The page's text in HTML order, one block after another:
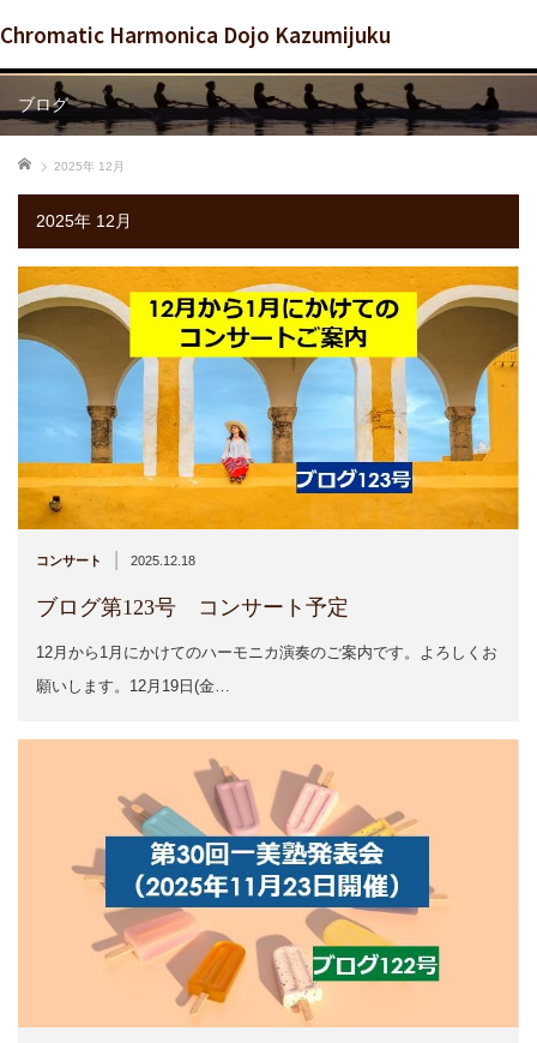
Chromatic Harmonica Dojo Kazumijuku
ブログ
ホーム 2025年 12月
2025年 12月
コンサート 2025.12.18
ブログ第123号 コンサート予定
12月から1月にかけてのハーモニカ演奏のご案内です。よろしくお
願いします。12月19日(金…